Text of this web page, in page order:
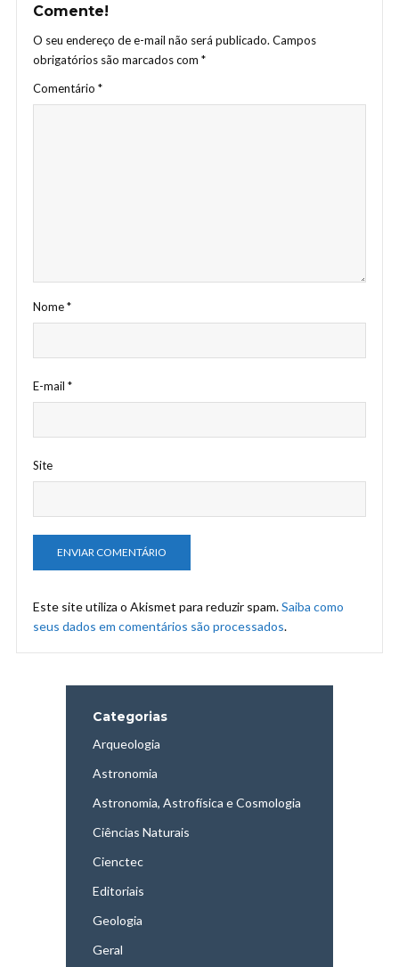
Comente!
O seu endereço de e-mail não será publicado. Campos
obrigatórios são marcados com *
Comentário *
Nome*
E-mail *
Site
Este site utiliza o Akismet para reduzir spam.Saiba como
seus dados em comentários são processados.
Categorias
Arqueologia
Astronomia
Astronomia, Astrofísica e Cosmologia
Ciências Naturais
Cienctec
Editoriais
Geologia
Geral